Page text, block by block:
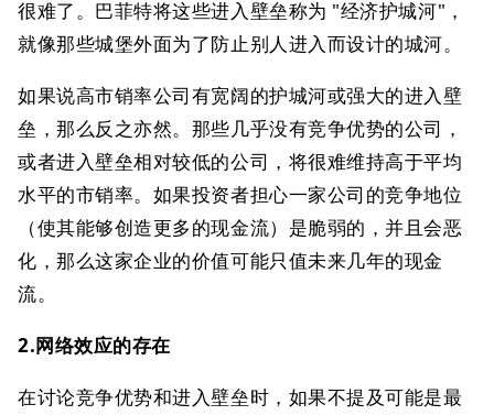
很难了。巴菲特将这些进入壁垒称为 "经济护城河"，
就像那些城堡外面为了防止别人进入而设计的城河。
如果说高市销率公司有宽阔的护城河或强大的进入壁
垒，那么反之亦然。那些几乎没有竞争优势的公司，
或者进入壁垒相对较低的公司，将很难维持高于平均
水平的市销率。如果投资者担心一家公司的竞争地位
（使其能够创造更多的现金流）是脆弱的，并且会恶
化，那么这家企业的价值可能只值未来几年的现金
流。
2.网络效应的存在
在讨论竞争优势和进入壁垒时，如果不提及可能是最